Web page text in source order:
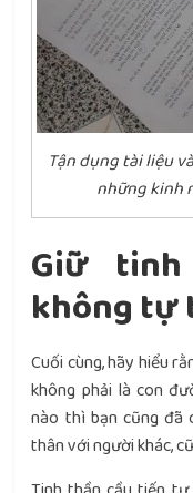
Tận dụng tài liệu
những kinh
Giữ
không tự
Cuối cùng, hãy hiểu
không phải là con
nào thì bạn cũng đã
thân với người khác,